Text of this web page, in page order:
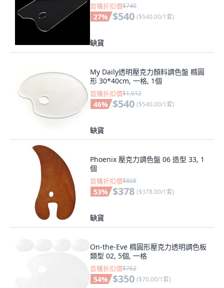
首購折扣價$740
27% $540 ($540.00/1套)
缺貨
My Daily透明壓克力顏料調色盤 橢圓
形 30*40cm, 一格, 1個
首購折扣價$1,012
46% $540 ($540.00/1套)
缺貨
Phoenix 壓克力調色盤 06 造型 33, 1
個
首購折扣價$808
53% $378 ($378.00/1套)
缺貨
On-the-Eve 橢圓形壓克力透明調色板
類型 02, 5個, 一格
首購折扣價$762
54% $350 ($70.00/1套)